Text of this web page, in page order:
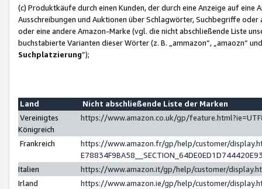
(c) Produktkäufe durch einen Kunden, der durch eine Anzeige auf
Ausschreibungen und Auktionen über Schlagwörter, Suchbegriffe
oder eine andere Amazon-Marke (vgl. die nicht abschließende Liste
buchstabierte Varianten dieser Wörter (z. B. „ammazon“, „amaozn“
Suchplatzierung”);
Land
Nicht abschließende Liste der Marken
Vereinigtes
Königreich
https://www.amazon.co.uk/gp/
Frankreich
https://www.amazon.fr/gp/help/customer/
Italien
https://www.amazon.it/gp/help/customer/
Irland
https://www.amazon.ie/gp/help/customer/